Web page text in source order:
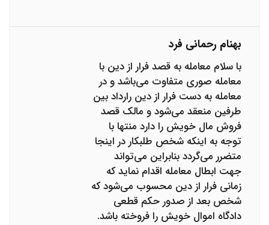
بهنام رحمانی فرد
با سلام معامله به قصد فرار از دین با
معامله صوری متفاوت می‌باشد و در
معامله به دست فرار از دین رارداد بین
طرفین منعقد می‌شود و مالک قصد
فروش مال خویش را دارد منتها با
توجه به اینکه شخص طلبکار در اینجا
متضرر می‌گردد بنابراین می‌تواند
جهت ابطال معامله اقدام نماید که
زمانی فرار از دین محسوب می‌شود که
شخص بعد از صدور حکم قطعی
دادگاه اموال خویش را فروخته باشد.